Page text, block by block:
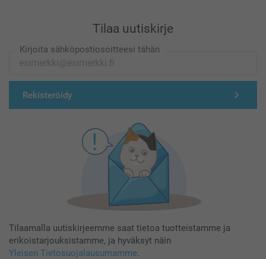
Tilaa uutiskirje
Kirjoita sähköpostiosoitteesi tähän
Rekisteröidy
Tilaamalla uutiskirjeemme saat tietoa tuotteistamme ja
erikoistarjouksistamme, ja hyväksyt näin
Yleisen Tietosuojalausumamme.